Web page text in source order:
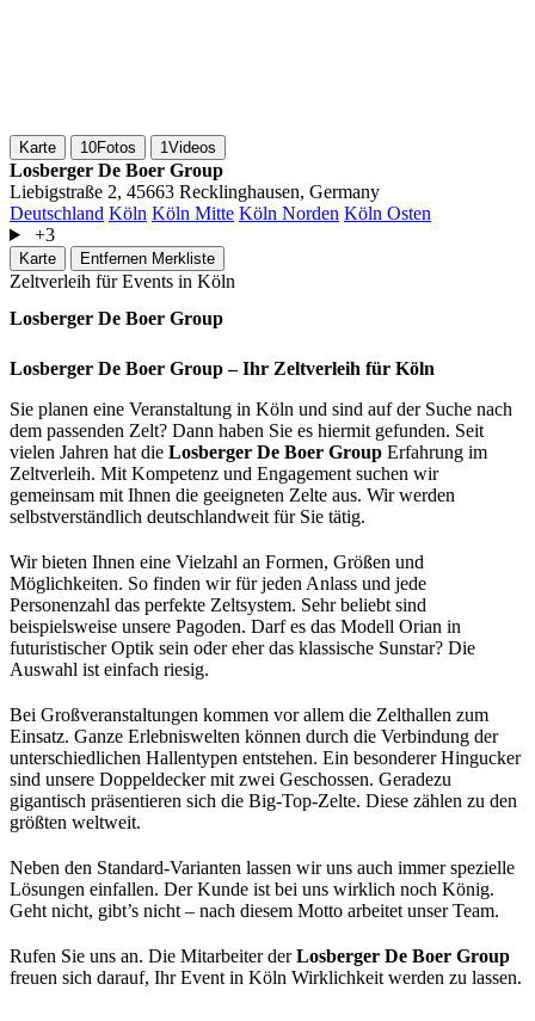
Karte 10Fotos 1Videos
Losberger De Boer Group
Liebigstraße 2, 45663 Recklinghausen, Germany
Deutschland Köln Köln Mitte Köln Norden Köln Osten
+3
Karte Entfernen Merkliste
Zeltverleih für Events in Köln
Losberger De Boer Group
Losberger De Boer Group – Ihr Zeltverleih für Köln
Sie planen eine Veranstaltung in Köln und sind auf der Suche nach
dem passenden Zelt? Dann haben Sie es hiermit gefunden. Seit
vielen Jahren hat die Losberger De Boer Group Erfahrung im
Zeltverleih. Mit Kompetenz und Engagement suchen wir
gemeinsam mit Ihnen die geeigneten Zelte aus. Wir werden
selbstverständlich deutschlandweit für Sie tätig.
Wir bieten Ihnen eine Vielzahl an Formen, Größen und
Möglichkeiten. So finden wir für jeden Anlass und jede
Personenzahl das perfekte Zeltsystem. Sehr beliebt sind
beispielsweise unsere Pagoden. Darf es das Modell Orian in
futuristischer Optik sein oder eher das klassische Sunstar? Die
Auswahl ist einfach riesig.
Bei Großveranstaltungen kommen vor allem die Zelthallen zum
Einsatz. Ganze Erlebniswelten können durch die Verbindung der
unterschiedlichen Hallentypen entstehen. Ein besonderer Hingucker
sind unsere Doppeldecker mit zwei Geschossen. Geradezu
gigantisch präsentieren sich die Big-Top-Zelte. Diese zählen zu den
größten weltweit.
Neben den Standard-Varianten lassen wir uns auch immer spezielle
Lösungen einfallen. Der Kunde ist bei uns wirklich noch König.
Geht nicht, gibt’s nicht – nach diesem Motto arbeitet unser Team.
Rufen Sie uns an. Die Mitarbeiter derLosberger De Boer Group
freuen sich darauf, Ihr Event in Köln Wirklichkeit werden zu lassen.